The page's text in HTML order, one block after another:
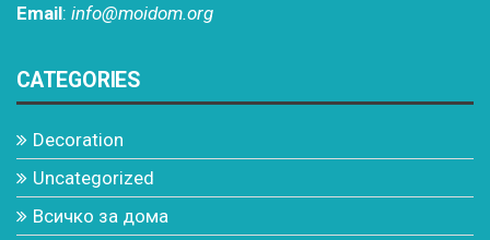
Email: info@moidom.org
CATEGORIES
Decoration
Uncategorized
Всичко за дома